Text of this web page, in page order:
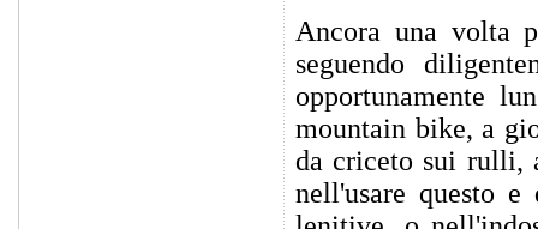
Ancora una volta
seguendo
opportunamente
mountain bike, a
da criceto sui rulli,
nell'usare questo